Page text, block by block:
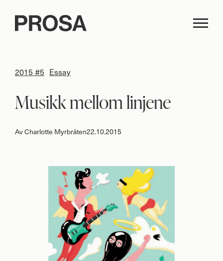
2015 #5 Essay
Musikk mellom linjene
AvCharlotte Myrbråten22.10.2015